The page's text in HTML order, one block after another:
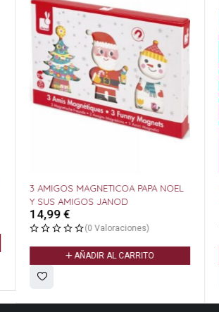
3 AMIGOS MAGNETICOA PAPA NOEL
Y SUS AMIGOS JANOD
14,99€
(0 Valoraciones)
AÑADIR AL CARRITO